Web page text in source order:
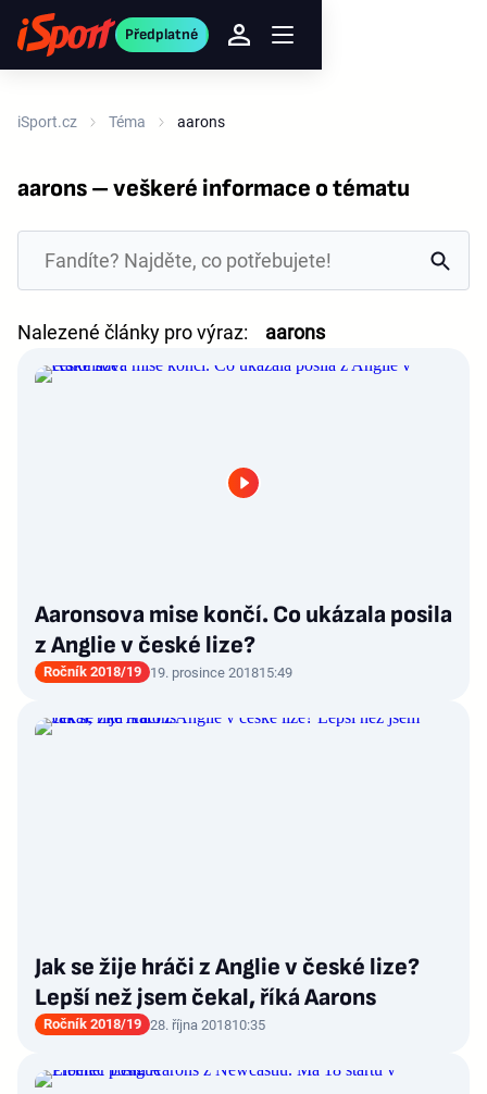
Předplatné
iSport.cz Téma aarons
aarons – veškeré informace o tématu
Nalezené články pro výraz: aarons
Aaronsova mise končí. Co ukázala posila
z Anglie v české lize?
Ročník 2018/19 19. prosince 201815:49
Jak se žije hráči z Anglie v české lize?
Lepší než jsem čekal, říká Aarons
Ročník 2018/19 28. října 201810:35